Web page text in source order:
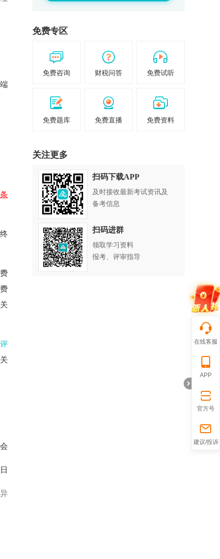
免费专区
免费咨询 财税问答 免费试听
免费题库 免费直播 免费资料
关注更多
扫码下载APP
及时接收最新考试资讯及
备考信息
扫码进群
领取学习资料
报考、评审指导
在线客服
APP
官方号
建议/投诉